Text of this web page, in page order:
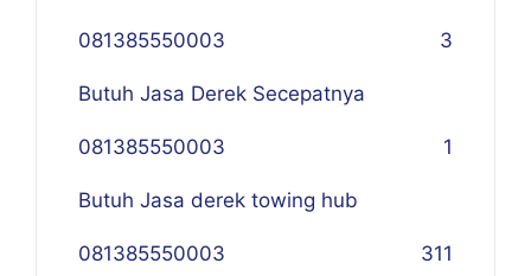
081385550003 3
Butuh Jasa Derek Secepatnya
081385550003 1
Butuh Jasa derek towing hub
081385550003 311